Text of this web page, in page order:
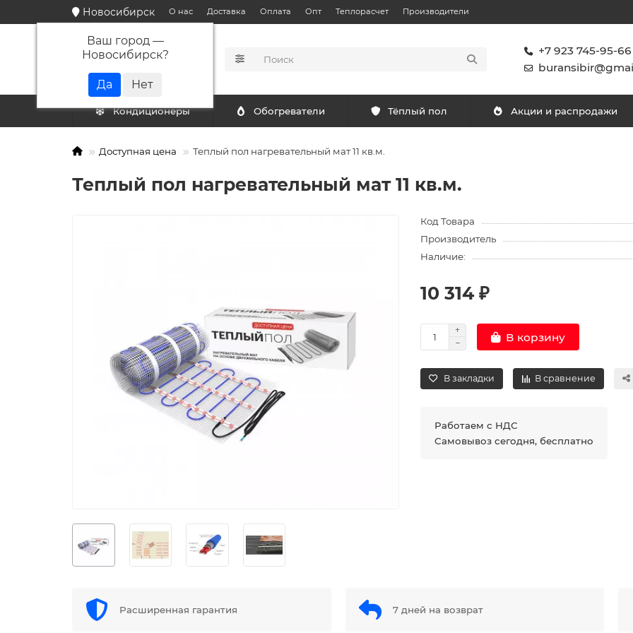
Новосибирск
Ваш город —
Новосибирск?
О нас Доставка Оплата Опт Теплорасчет Производители
КАТАЛОГ
+7 923 745-95-66
Кондиционеры Обогреватели Тёплый пол Акции и распродажи
Доступная цена Теплый пол нагревательный мат 11 кв.м.
Теплый пол нагревательный мат 11 кв.м.
Код Товара
Производитель
Наличие:
10 314 ₽
В корзину
В закладки В сравнение
Работаем с НДС
Самовывоз сегодня, бесплатно
Расширенная гарантия 7 дней на возврат